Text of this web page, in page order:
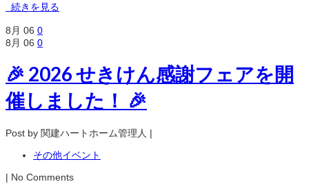
続きを見る
8月 06 0
8月 06 0
🎉 2026 せきけん感謝フェアを開
催しました！ 🎉
Post by 関建ハートホーム管理人 |
その他イベント
| No Comments